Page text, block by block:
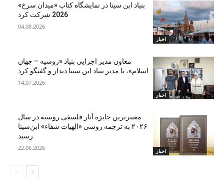
اخبار
بنیاد ابن‌ سینا در نمایشگاه کتاب «میدان سرخ»
2026 شرکت کرد
04.08.2026
اخبار
معاون مدیر اجرایی بنیاد «روسیه – جهان
اسلام»، با مدیر بنیاد ابن سینا دیدار و گفتگو کرد
14.07.2026
اخبار
معتبرترین جایزه آثار فلسفی روسیه در سال
۲۰۲۶ به ترجمه روسی «الهیات شفاء» ابن‌سینا
رسید
22.06.2026